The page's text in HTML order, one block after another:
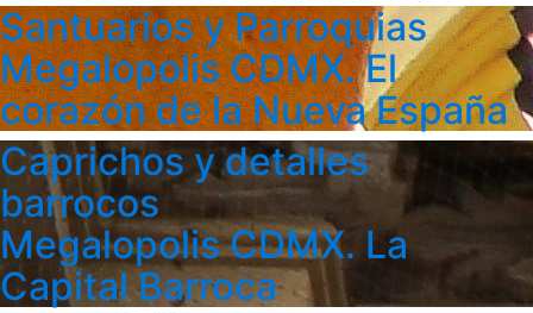
Santuarios y Parroquias
Megalopolis CDMX. El
corazón de la Nueva España
Caprichos y detalles
barrocos
Megalopolis CDMX. La
Capital Barroca